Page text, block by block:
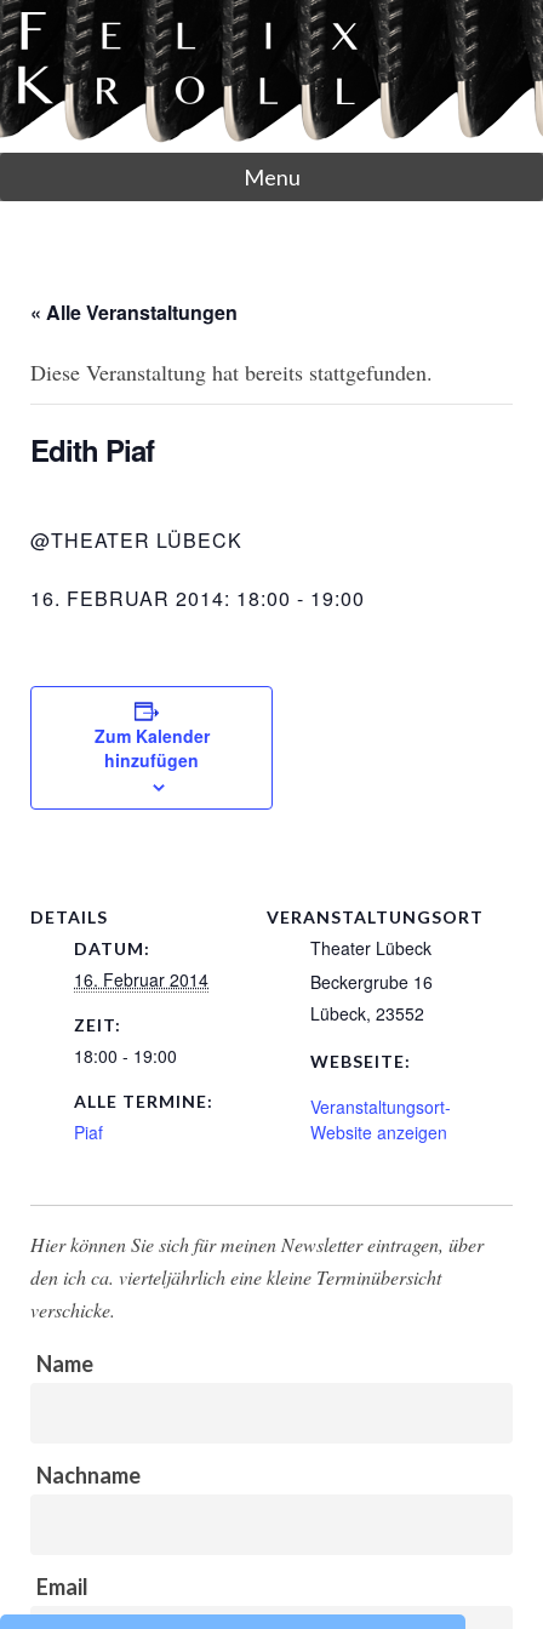
Menu
« Alle Veranstaltungen
Diese Veranstaltung hat bereits stattgefunden.
Edith Piaf
@THEATER LÜBECK
16. FEBRUAR 2014: 18:00 - 19:00
Zum Kalender
hinzufügen
DETAILS
DATUM:
16. Februar 2014
ZEIT:
18:00 - 19:00
ALLE TERMINE:
Piaf
VERANSTALTUNGSORT
Theater Lübeck
Beckergrube 16
Lübeck, 23552
WEBSEITE:
Veranstaltungsort-
Website anzeigen
Hier können Sie sich für meinen Newsletter eintragen, über
den ich ca. vierteljährlich eine kleine Terminübersicht
verschicke.
Name
Nachname
Email